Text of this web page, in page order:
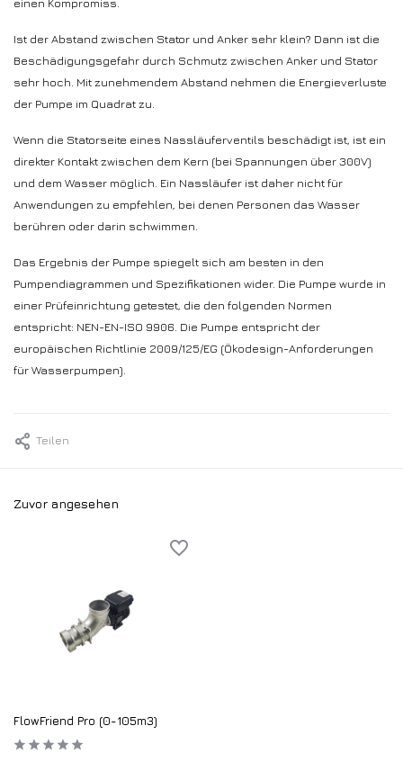
Ist der Abstand zwischen Stator und Anker sehr klein? Dann ist die
Beschädigungsgefahr durch Schmutz zwischen Anker und Stator
sehr hoch. Mit zunehmendem Abstand nehmen die Energieverluste
der Pumpe im Quadrat zu.
Wenn die Statorseite eines Nassläuferventils beschädigt ist, ist ein
direkter Kontakt zwischen dem Kern (bei Spannungen über 300V)
und dem Wasser möglich. Ein Nassläufer ist daher nicht für
Anwendungen zu empfehlen, bei denen Personen das Wasser
berühren oder darin schwimmen.
Das Ergebnis der Pumpe spiegelt sich am besten in den
Pumpendiagrammen und Spezifikationen wider. Die Pumpe wurde in
einer Prüfeinrichtung getestet, die den folgenden Normen
entspricht: NEN-EN-ISO 9906. Die Pumpe entspricht der
europäischen Richtlinie 2009/125/EG (Ökodesign-Anforderungen
für Wasserpumpen).
Teilen
Zuvor angesehen
FlowFriend Pro (0-105m3)